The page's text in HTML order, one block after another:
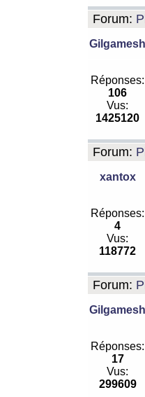
Forum:
Gilgamesh
Réponses:
106
Vus:
1425120
Forum:
xantox
Réponses:
4
Vus:
118772
Forum:
Gilgamesh
Réponses:
17
Vus:
299609